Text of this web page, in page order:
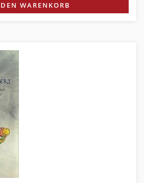
WARENKORB